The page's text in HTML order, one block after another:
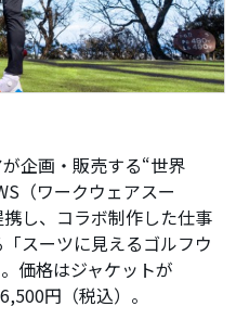
企画・販売する“世界
（ワークウェアスー
し、コラボ制作した仕事
スーツに見えるゴルフウ
価格はジャケットが
円（税込）。